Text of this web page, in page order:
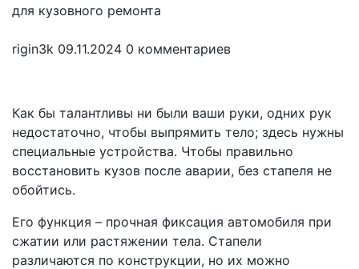
для кузовного ремонта
rigin3k 09.11.2024 0 комментариев
Как бы талантливы ни были ваши руки, одних рук
недостаточно, чтобы выпрямить тело; здесь нужны
специальные устройства. Чтобы правильно
восстановить кузов после аварии, без стапеля не
обойтись.
Его функция – прочная фиксация автомобиля при
сжатии или растяжении тела. Стапели
различаются по конструкции, но их можно